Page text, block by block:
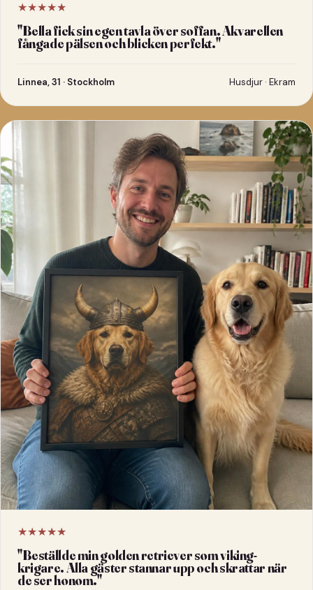
★★★★★
"Bella fick sin egen tavla över soffan. Akvarellen
fångade pälsen och blicken perfekt."
Linnea, 31 · Stockholm Husdjur · Ekram
★★★★★
"Beställde min golden retriever som viking-
krigare. Alla gäster stannar upp och skrattar när
de ser honom."